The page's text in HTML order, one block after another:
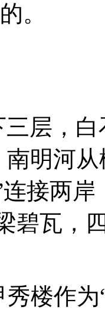
。
，白
明河
接两
碧瓦，
楼作为“